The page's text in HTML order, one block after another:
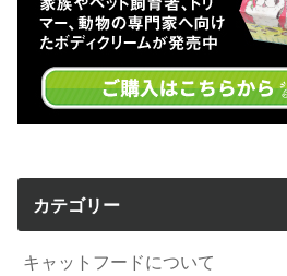
カテゴリー
キャットフードについて